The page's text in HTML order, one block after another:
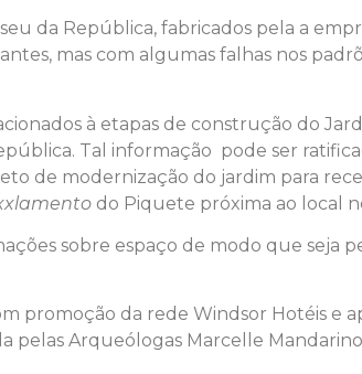
da República, fabricados pela a
mas com algumas falhas nos
à etapas de construção do
Tal informação pode ser
de modernização do jardim para
do Piquete próxima ao local
sobre espaço de modo que seja
promoção da rede Windsor Hotéis e
pelas Arqueólogas Marcelle